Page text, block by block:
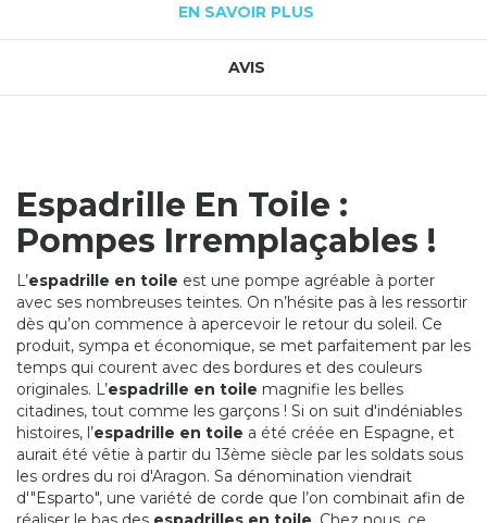
EN SAVOIR PLUS
AVIS
Espadrille En Toile :
Pompes Irremplaçables !
L’espadrille en toile est une pompe agréable à porter
avec ses nombreuses teintes. On n’hésite pas à les ressortir
dès qu’on commence à apercevoir le retour du soleil. Ce
produit, sympa et économique, se met parfaitement par les
temps qui courent avec des bordures et des couleurs
originales. L’espadrille en toile magnifie les belles
citadines, tout comme les garçons ! Si on suit d'indéniables
histoires, l’espadrille en toile a été créée en Espagne, et
aurait été vêtie à partir du 13ème siècle par les soldats sous
les ordres du roi d'Aragon. Sa dénomination viendrait
d'"Esparto", une variété de corde que l’on combinait afin de